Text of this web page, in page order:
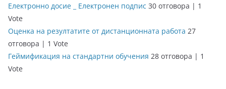
Електронно досие _ Електронен подпис 30 отговора | 1
Vote
Оценка на резултатите от дистанционната работа 27
отговора | 1 Vote
Геймификация на стандартни обучения 28 отговора | 1
Vote